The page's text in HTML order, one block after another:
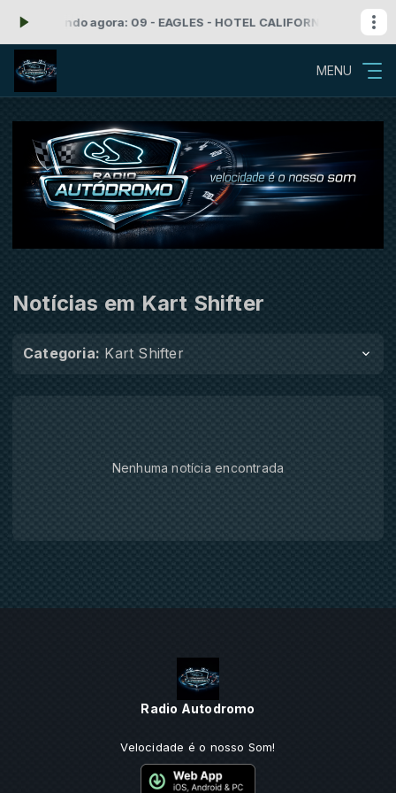
Tocando agora: 09 - EAGLES - HOTEL CALIFORNIARock'n Roll
MENU
Notícias em Kart Shifter
Categoria: Kart Shifter
Nenhuma notícia encontrada
Radio Autodromo
Velocidade é o nosso Som!